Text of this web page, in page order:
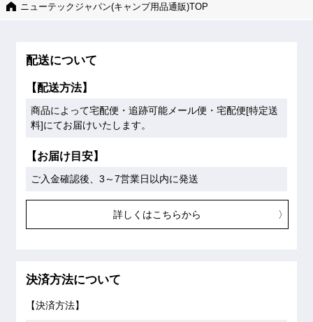
ニューテックジャパン(キャンプ用品通販)TOP
配送について
【配送方法】
商品によって宅配便・追跡可能メール便・宅配便[特定送
料]にてお届けいたします。
【お届け目安】
ご入金確認後、3～7営業日以内に発送
詳しくはこちらから
決済方法について
【決済方法】